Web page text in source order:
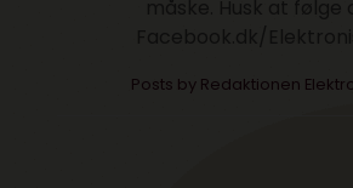
Posts by Redaktionen